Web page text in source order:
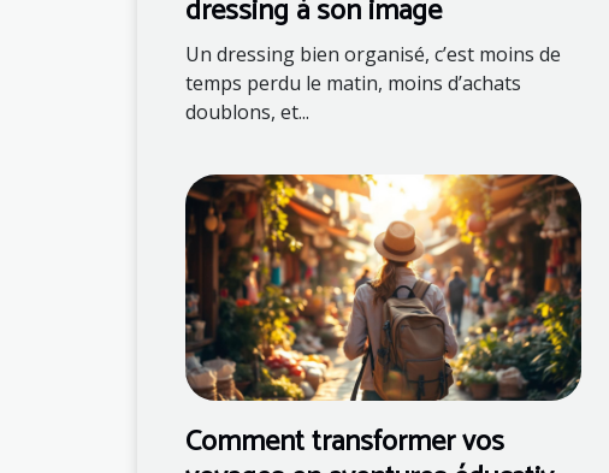
dressing à son image
Un dressing bien organisé, c’est moins de
temps perdu le matin, moins d’achats
doublons, et...
Comment transformer vos